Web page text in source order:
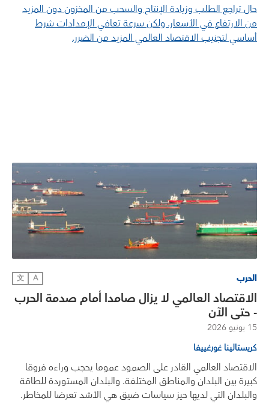
حال تراجع الطلب وزيادة الإنتاج والسحب من المخزون دون المزيد
من الارتفاع في الأسعار. ولكن سرعة تعافي الإمدادات شرط
أساسي لتجنيب الاقتصاد العالمي المزيد من الضرر.
الحرب A
文
الاقتصاد العالمي لا يزال صامدا أمام صدمة الحرب
- حتى الآن
15 يونيو 2026
كريستالينا غورغييفا
الاقتصاد العالمي القادر على الصمود عموما يحجب وراءه فروقا
كبيرة بين البلدان والمناطق المختلفة. والبلدان المستوردة للطاقة
والبلدان التي لديها حيز سياسات ضيق هي الأشد تعرضا للمخاطر.